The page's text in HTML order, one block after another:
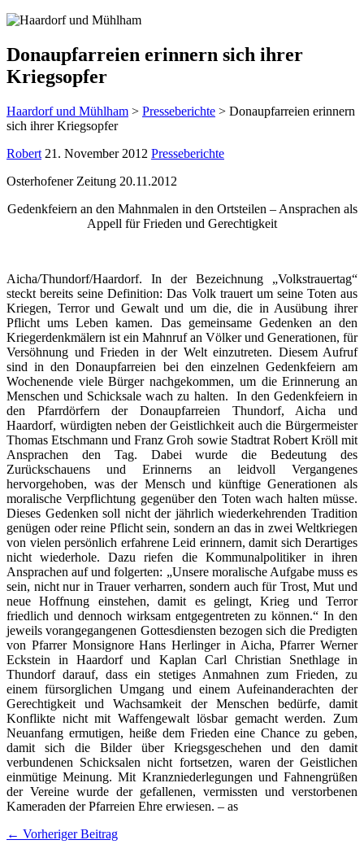
Donaupfarreien erinnern sich ihrer
Kriegsopfer
Haardorf und Mühlham > Presseberichte > Donaupfarreien erinnern
sich ihrer Kriegsopfer
Robert 21. November 2012 Presseberichte
Osterhofener Zeitung 20.11.2012
Gedenkfeiern an den Mahnmalen in den Ortsteilen – Ansprachen als
Appell für Frieden und Gerechtigkeit
Aicha/Thundorf/Haardorf. In der Bezeichnung „Volkstrauertag“
steckt bereits seine Definition: Das Volk trauert um seine Toten aus
Kriegen, Terror und Gewalt und um die, die in Ausübung ihrer
Pflicht ums Leben kamen. Das gemeinsame Gedenken an den
Kriegerdenkmälern ist ein Mahnruf an Völker und Generationen, für
Versöhnung und Frieden in der Welt einzutreten. Diesem Aufruf
sind in den Donaupfarreien bei den einzelnen Gedenkfeiern am
Wochenende viele Bürger nachgekommen, um die Erinnerung an
Menschen und Schicksale wach zu halten. In den Gedenkfeiern in
den Pfarrdörfern der Donaupfarreien Thundorf, Aicha und
Haardorf, würdigten neben der Geistlichkeit auch die Bürgermeister
Thomas Etschmann und Franz Groh sowie Stadtrat Robert Kröll mit
Ansprachen den Tag. Dabei wurde die Bedeutung des
Zurückschauens und Erinnerns an leidvoll Vergangenes
hervorgehoben, was der Mensch und künftige Generationen als
moralische Verpflichtung gegenüber den Toten wach halten müsse.
Dieses Gedenken soll nicht der jährlich wiederkehrenden Tradition
genügen oder reine Pflicht sein, sondern an das in zwei Weltkriegen
von vielen persönlich erfahrene Leid erinnern, damit sich Derartiges
nicht wiederhole. Dazu riefen die Kommunalpolitiker in ihren
Ansprachen auf und folgerten: „Unsere moralische Aufgabe muss es
sein, nicht nur in Trauer verharren, sondern auch für Trost, Mut und
neue Hoffnung einstehen, damit es gelingt, Krieg und Terror
friedlich und dennoch wirksam entgegentreten zu können.“ In den
jeweils vorangegangenen Gottesdiensten bezogen sich die Predigten
von Pfarrer Monsignore Hans Herlinger in Aicha, Pfarrer Werner
Eckstein in Haardorf und Kaplan Carl Christian Snethlage in
Thundorf darauf, dass ein stetiges Anmahnen zum Frieden, zu
einem fürsorglichen Umgang und einem Aufeinanderachten der
Gerechtigkeit und Wachsamkeit der Menschen bedürfe, damit
Konflikte nicht mit Waffengewalt lösbar gemacht werden. Zum
Neuanfang ermutigen, heiße dem Frieden eine Chance zu geben,
damit sich die Bilder über Kriegsgeschehen und den damit
verbundenen Schicksalen nicht fortsetzen, waren der Geistlichen
einmütige Meinung. Mit Kranzniederlegungen und Fahnengrüßen
der Vereine wurde der gefallenen, vermissten und verstorbenen
Kameraden der Pfarreien Ehre erwiesen. – as
← Vorheriger Beitrag